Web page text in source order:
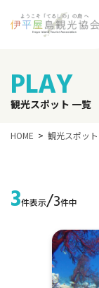
PLAY
観光スポット 一覧
HOME 観光スポット
3件表示/3件中